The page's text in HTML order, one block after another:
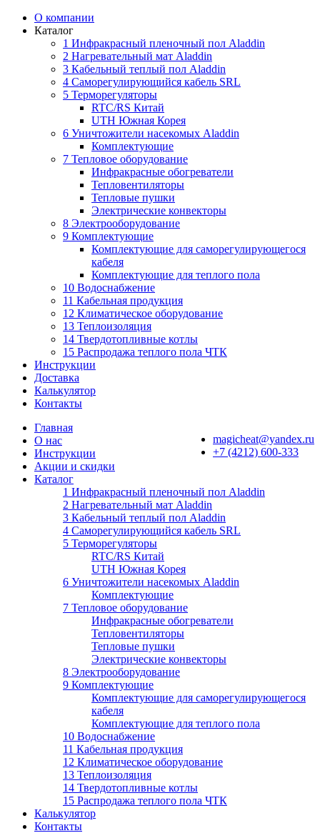
О компании
Каталог
1 Инфракрасный пленочный пол Aladdin
2 Нагревательный мат Aladdin
3 Кабельный теплый пол Aladdin
4 Саморегулирующийся кабель SRL
5 Терморегуляторы
RTC/RS Китай
UTH Южная Корея
6 Уничтожители насекомых Aladdin
Комплектующие
7 Тепловое оборудование
Инфракрасные обогреватели
Тепловентиляторы
Тепловые пушки
Электрические конвекторы
8 Электрооборудование
9 Комплектующие
Комплектующие для саморегулирующегося
кабеля
Комплектующие для теплого пола
10 Водоснабжение
11 Кабельная продукция
12 Климатическое оборудование
13 Теплоизоляция
14 Твердотопливные котлы
15 Распродажа теплого пола ЧТК
Инструкции
Доставка
Калькулятор
Контакты
magicheat@yandex.ru
+7 (4212) 600-333
Главная
О нас
Инструкции
Акции и скидки
Каталог
1 Инфракрасный пленочный пол Aladdin
2 Нагревательный мат Aladdin
3 Кабельный теплый пол Aladdin
4 Саморегулирующийся кабель SRL
5 Терморегуляторы
RTC/RS Китай
UTH Южная Корея
6 Уничтожители насекомых Aladdin
Комплектующие
7 Тепловое оборудование
Инфракрасные обогреватели
Тепловентиляторы
Тепловые пушки
Электрические конвекторы
8 Электрооборудование
9 Комплектующие
Комплектующие для саморегулирующегося
кабеля
Комплектующие для теплого пола
10 Водоснабжение
11 Кабельная продукция
12 Климатическое оборудование
13 Теплоизоляция
14 Твердотопливные котлы
15 Распродажа теплого пола ЧТК
Калькулятор
Контакты